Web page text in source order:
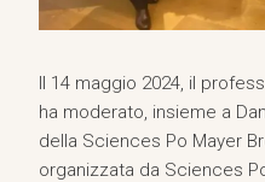
Il 14 maggio 2024, il
ha moderato, insieme a
della Sciences Po Mayer
organizzata da Sciences